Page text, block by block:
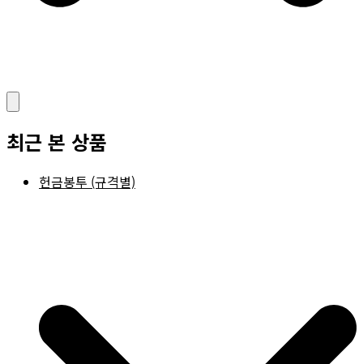
최근 본 상품
헌금봉투 (규격별)